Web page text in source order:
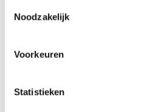
Noodzakelijk
Voorkeuren
Statistieken
WO
12
Kinderdagen bij
Ouddorp